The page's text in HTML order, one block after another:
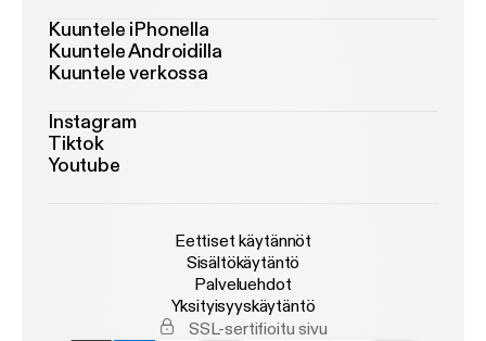
Kuuntele iPhonella
Kuuntele Androidilla
Kuuntele verkossa
Instagram
Tiktok
Youtube
Eettiset käytännöt
Sisältökäytäntö
Palveluehdot
Yksityisyyskäytäntö
SSL-sertifioitu sivu